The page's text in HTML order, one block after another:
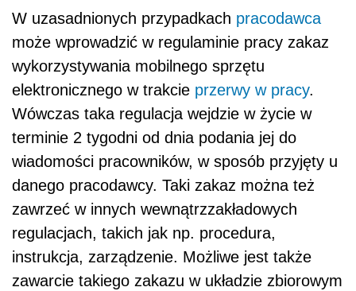
W uzasadnionych przypadkach pracodawca
może wprowadzić w regulaminie pracy zakaz
wykorzystywania mobilnego sprzętu
elektronicznego w trakcie przerwy w pracy.
Wówczas taka regulacja wejdzie w życie w
terminie 2 tygodni od dnia podania jej do
wiadomości pracowników, w sposób przyjęty u
danego pracodawcy. Taki zakaz można też
zawrzeć w innych wewnątrzzakładowych
regulacjach, takich jak np. procedura,
instrukcja, zarządzenie. Możliwe jest także
zawarcie takiego zakazu w układzie zbiorowym